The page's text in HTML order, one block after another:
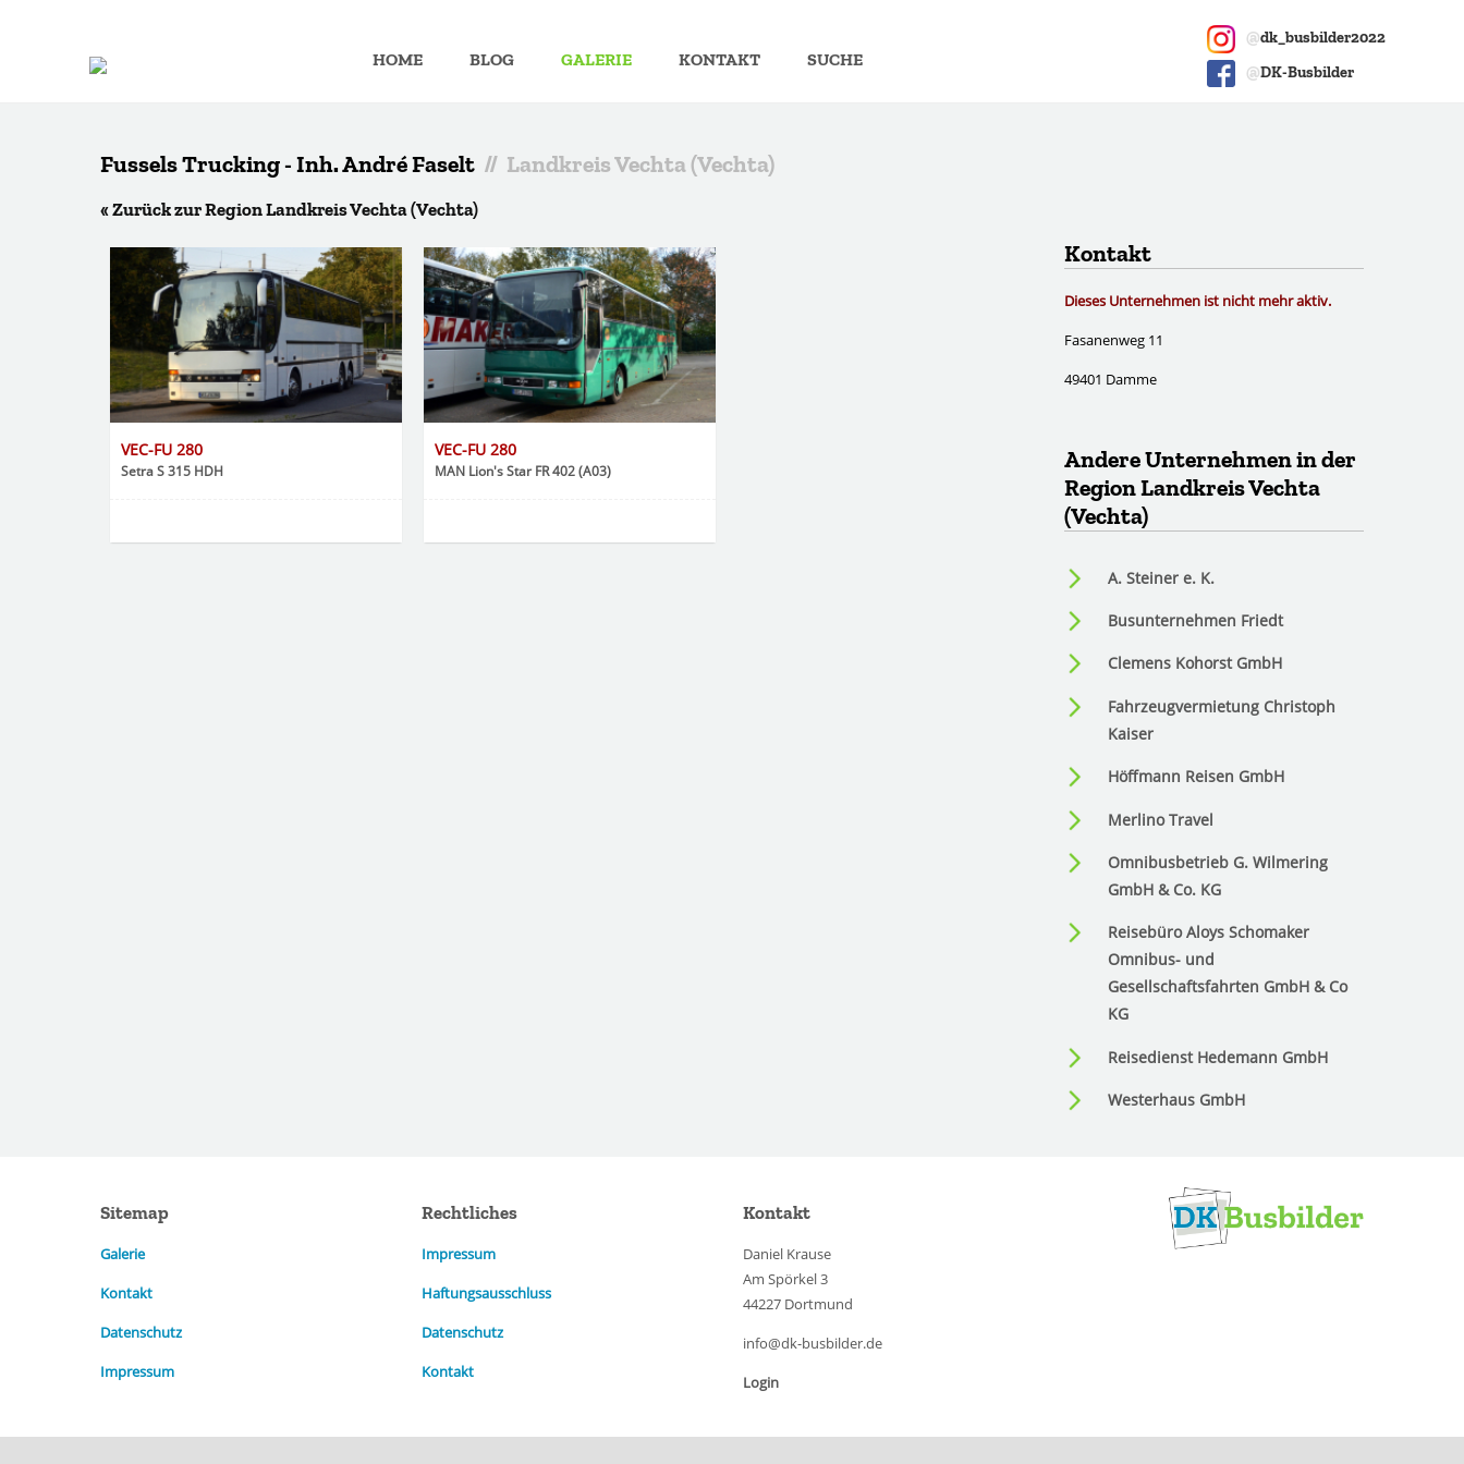
HOME BLOG GALERIE KONTAKT SUCHE
@dk_busbilder2022
@DK-Busbilder
Fussels Trucking - Inh. André Faselt // Landkreis Vechta (Vechta)
« Zurück zur Region Landkreis Vechta (Vechta)
VEC-FU 280
Setra S 315 HDH
VEC-FU 280
MAN Lion's Star FR 402 (A03)
Kontakt
Dieses Unternehmen ist nicht mehr aktiv.
Fasanenweg 11
49401 Damme
Andere Unternehmen in der
Region Landkreis Vechta
(Vechta)
A. Steiner e. K.
Busunternehmen Friedt
Clemens Kohorst GmbH
Fahrzeugvermietung Christoph
Kaiser
Höffmann Reisen GmbH
Merlino Travel
Omnibusbetrieb G. Wilmering
GmbH & Co. KG
Reisebüro Aloys Schomaker
Omnibus- und
Gesellschaftsfahrten GmbH & Co
KG
Reisedienst Hedemann GmbH
Westerhaus GmbH
Sitemap
Galerie
Kontakt
Datenschutz
Impressum
Rechtliches
Impressum
Haftungsausschluss
Datenschutz
Kontakt
Kontakt
Daniel Krause
Am Spörkel 3
44227 Dortmund
info@dk-busbilder.de
Login